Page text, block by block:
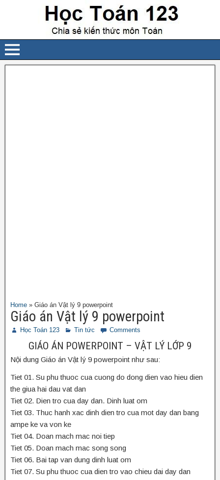
Home » Giáo án Vật lý 9 powerpoint
Giáo án Vật lý 9 powerpoint
Học Toán 123 Tin tức Comments
GIÁO ÁN POWERPOINT – VẬT LÝ LỚP 9
Nội dung Giáo án Vật lý 9 powerpoint như sau:
Tiet 01. Su phu thuoc cua cuong do dong dien vao hieu dien
the giua hai dau vat dan
Tiet 02. Dien tro cua day dan. Dinh luat om
Tiet 03. Thuc hanh xac dinh dien tro cua mot day dan bang
ampe ke va von ke
Tiet 04. Doan mach mac noi tiep
Tiet 05. Doan mach mac song song
Tiet 06. Bai tap van dung dinh luat om
Tiet 07. Su phu thuoc cua dien tro vao chieu dai day dan